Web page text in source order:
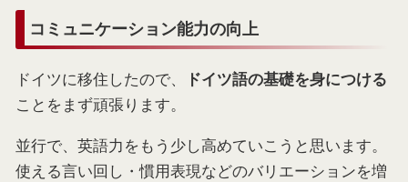
コミュニケーション能力の向上
ドイツに移住したので、 ドイツ語の基礎を身につける
ことをまず頑張ります。
並行で、英語力をもう少し高めていこうと思います。
使える言い回し・慣用表現などのバリエーションを増